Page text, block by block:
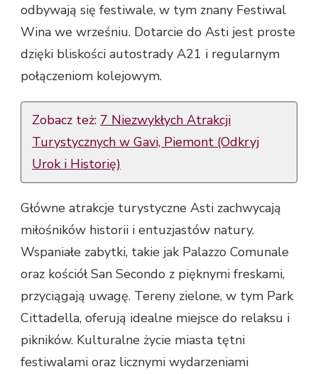
odbywają się festiwale, w tym znany Festiwal
Wina we wrześniu. Dotarcie do Asti jest proste
dzięki bliskości autostrady A21 i regularnym
połączeniom kolejowym.
Zobacz też: 7 Niezwykłych Atrakcji
Turystycznych w Gavi, Piemont (Odkryj
Urok i Historię)
Główne atrakcje turystyczne Asti zachwycają
miłośników historii i entuzjastów natury.
Wspaniałe zabytki, takie jak Palazzo Comunale
oraz kościół San Secondo z pięknymi freskami,
przyciągają uwagę. Tereny zielone, w tym Park
Cittadella, oferują idealne miejsce do relaksu i
pikników. Kulturalne życie miasta tętni
festiwalami oraz licznymi wydarzeniami